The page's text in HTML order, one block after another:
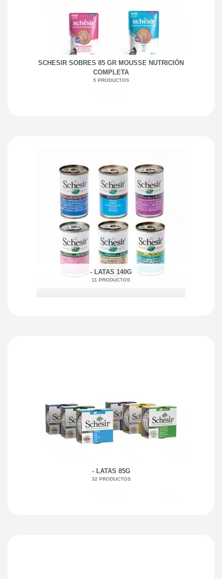
SCHESIR SOBRES 85 GR MOUSSE NUTRICIÓN
COMPLETA
5 PRODUCTOS
- LATAS 140G
11 PRODUCTOS
- LATAS 85G
32 PRODUCTOS